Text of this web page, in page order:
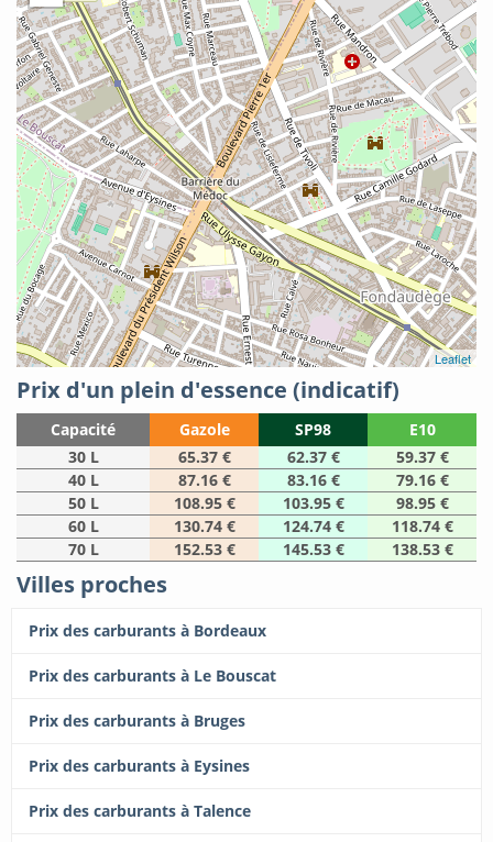
Leaflet
Prix d'un plein d'essence (indicatif)
Capacité Gazole SP98
E10
30 L
65.37 € 62.37 €
59.37 €
40 L
87.16 € 83.16 €
79.16 €
50 L
108.95 € 103.95 €
98.95 €
60 L
130.74 € 124.74 €
118.74 €
70 L
152.53 € 145.53 € 138.53 €
Villes proches
Prix des carburants à Bordeaux
Prix des carburants à Le Bouscat
Prix des carburants à Bruges
Prix des carburants à Eysines
Prix des carburants à Talence